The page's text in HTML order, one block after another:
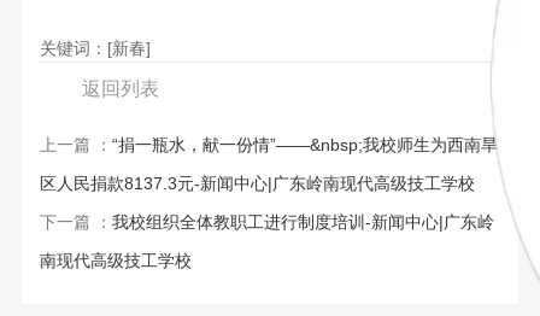
关键词：[新春]
返回列表
上一篇 ： “捐一瓶水，献一份情”——&nbsp;我校师生为西南旱
区人民捐款8137.3元-新闻中心|广东岭南现代高级技工学校
下一篇 ： 我校组织全体教职工进行制度培训-新闻中心|广东岭
南现代高级技工学校